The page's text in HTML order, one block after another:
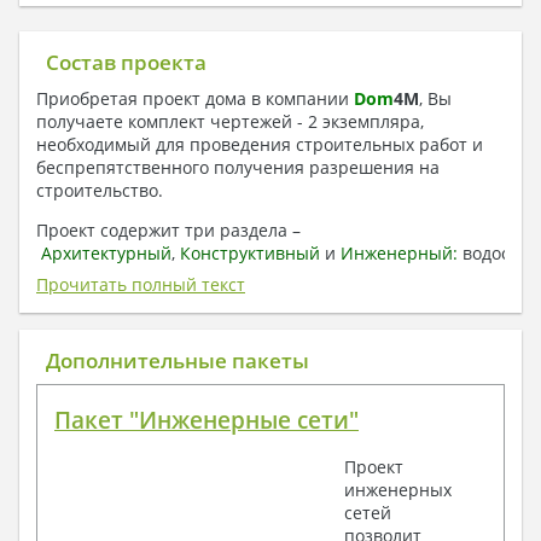
Состав проекта
Приобретая проект дома в компании Dom4M, Вы
получаете комплект чертежей - 2 экземпляра,
необходимый для проведения строительных работ и
беспрепятственного получения разрешения на
строительство.
Проект содержит три раздела –
Архитектурный, Конструктивный и Инженерный:
отопление, вентиляция, канализация,
электроснабжение (приобретается за дополнительную
плату) + Пояснительная записка.
1. Архитектурный раздел:
План координационных осей
Поэтажные маркировочные планы с
Прочитать полный текст
Дополнительные пакеты
Пакет "Инженерные сети"
Проект
инженерных
сетей
позволит